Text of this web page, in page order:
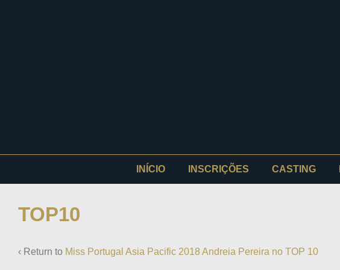
INÍCIO INSCRIÇÕES CASTING
TOP10
‹ Return to Miss Portugal Asia Pacific 2018 Andreia Pereira no TOP 10